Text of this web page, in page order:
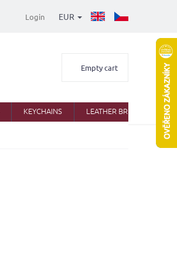
EUR
Login
Shopping
Empty cart
KEYCHAINS LEATHER BRIEFCASES